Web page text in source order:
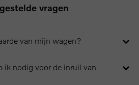
vragen
van mijn wagen?
ik nodig voor de inruil van